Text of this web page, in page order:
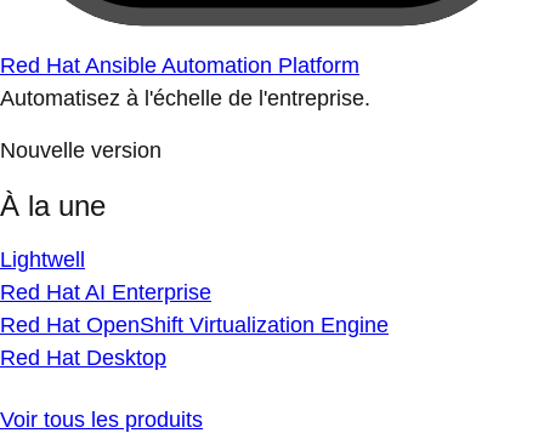
Red Hat Ansible Automation Platform
Automatisez à l'échelle de l'entreprise.
Nouvelle version
À la une
Lightwell
Red Hat AI Enterprise
Red Hat OpenShift Virtualization Engine
Red Hat Desktop
Voir tous les produits